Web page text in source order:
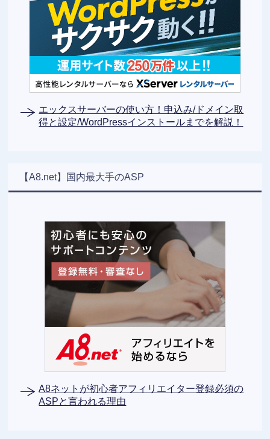
エックスサーバーの使い方！申込み/ドメイン取
得と設定/WordPressインストールまでを解説！
【A8.net】国内最大手のASP
A8ネットが初心者アフィリエイター登録必須の
ASPと言われる理由